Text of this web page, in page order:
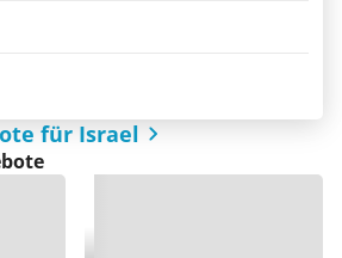
für Israel